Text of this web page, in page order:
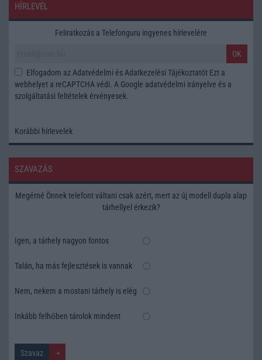
HÍRLEVÉL
Feliratkozás a Telefonguru ingyenes hírlevelére
OK
Elfogadom az Adatvédelmi és Adatkezelési Tájékoztatót Ezt a
webhelyet a reCAPTCHA védi. A Google adatvédelmi irányelve és a
szolgáltatási feltételek érvényesek.
Korábbi hírlevelek
SZAVAZÁS
Megérné Önnek telefont váltani csak azért, mert az új modell dupla alap
tárhellyel érkezik?
Igen, a tárhely nagyon fontos
Talán, ha más fejlesztések is vannak
Nem, nekem a mostani tárhely is elég
Inkább felhőben tárolok mindent